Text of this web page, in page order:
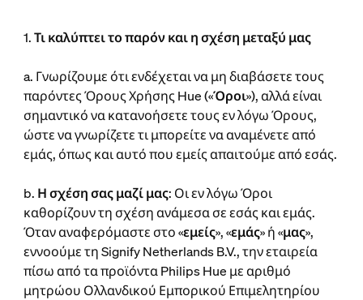
1.Τι καλύπτει το παρόν και η σχέση μεταξύ μας
a. Γνωρίζουμε ότι ενδέχεται να μη διαβάσετε τους
παρόντες Όρους Χρήσης Hue («Όροι»), αλλά είναι
σημαντικό να κατανοήσετε τους εν λόγω Όρους,
ώστε να γνωρίζετε τι μπορείτε να αναμένετε από
εμάς, όπως και αυτό που εμείς απαιτούμε από εσάς.
b. Η σχέση σας μαζί μας: Οι εν λόγω Όροι
καθορίζουν τη σχέση ανάμεσα σε εσάς και εμάς.
Όταν αναφερόμαστε στο «εμείς», «εμάς» ή «μας»,
εννοούμε τη Signify Netherlands B.V., την εταιρεία
πίσω από τα προϊόντα Philips Hue με αριθμό
μητρώου Ολλανδικού Εμπορικού Επιμελητηρίου